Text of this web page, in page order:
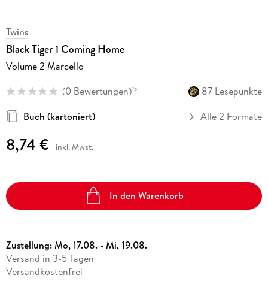
Twins
Black Tiger 1 Coming Home
Volume 2 Marcello
(0 Bewertungen)15
87 Lesepunkte
Buch (kartoniert)
Alle 2 Formate
8,74 € inkl. Mwst.
In den Warenkorb
Zustellung:Mo, 17.08. - Mi, 19.08.
Versand in 3-5 Tagen
Versandkostenfrei